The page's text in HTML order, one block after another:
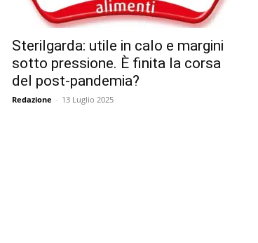
Sterilgarda: utile in calo e margini
sotto pressione. È finita la corsa
del post-pandemia?
Redazione - 13 Luglio 2025